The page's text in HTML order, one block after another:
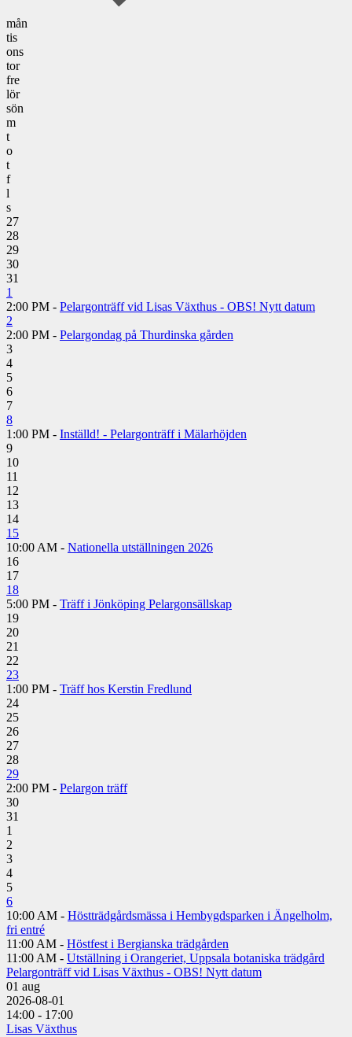
mån
tis
ons
tor
fre
lör
sön
m
t
o
t
f
l
s
27
28
29
30
31
1
2:00 PM - Pelargonträff vid Lisas Växthus - OBS! Nytt datum
2
2:00 PM - Pelargondag på Thurdinska gården
3
4
5
6
7
8
1:00 PM - Inställd! - Pelargonträff i Mälarhöjden
9
10
11
12
13
14
15
10:00 AM - Nationella utställningen 2026
16
17
18
5:00 PM - Träff i Jönköping Pelargonsällskap
19
20
21
22
23
1:00 PM - Träff hos Kerstin Fredlund
24
25
26
27
28
29
2:00 PM - Pelargon träff
30
31
1
2
3
4
5
6
10:00 AM - Höstträdgårdsmässa i Hembygdsparken i Ängelholm,
fri entré
11:00 AM - Höstfest i Bergianska trädgården
11:00 AM - Utställning i Orangeriet, Uppsala botaniska trädgård
Pelargonträff vid Lisas Växthus - OBS! Nytt datum
01 aug
2026-08-01
14:00 - 17:00
Lisas Växthus